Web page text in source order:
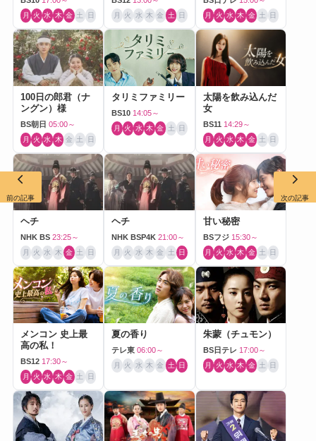
月 火 水 木 金 土 日 月 火 水 木 金 土 日 月 火 水 木 金 土 日
100日の郎君（ナ
ングン）様
BS朝日 05:00～
月 火 水 木 金 土 日
タリミファミリー
BS10 14:05～
月 火 水 木 金 土 日
太陽を飲み込んだ
女
BS11 14:29～
月 火 水 木 金 土 日
ヘチ
NHK BS 23:25～
月 火 水 木 金 土 日
ヘチ
NHK BSP4K 21:00～
月 火 水 木 金 土 日
甘い秘密
BSフジ 15:30～
月 火 水 木 金 土 日
メンコン 史上最
高の私！
BS12 17:30～
月 火 水 木 金 土 日
夏の香り
テレ東 06:00～
月 火 水 木 金 土 日
朱蒙（チュモン）
BS日テレ 17:00～
月 火 水 木 金 土 日
前の記事 次の記事